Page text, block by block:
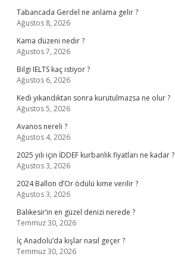
Tabancada Gerdel ne anlama gelir ?
Ağustos 8, 2026
Kama düzeni nedir ?
Ağustos 7, 2026
Bilgi IELTS kaç istiyor ?
Ağustos 6, 2026
Kedi yıkandıktan sonra kurutulmazsa ne olur ?
Ağustos 5, 2026
Avanos nereli ?
Ağustos 4, 2026
2025 yılı için İDDEF kurbanlık fiyatları ne kadar ?
Ağustos 3, 2026
2024 Ballon d’Or ödülü kime verilir ?
Ağustos 3, 2026
Balıkesir’in en güzel denizi nerede ?
Temmuz 30, 2026
İç Anadolu’da kışlar nasıl geçer ?
Temmuz 30, 2026